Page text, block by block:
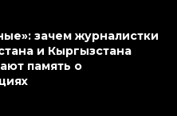
зачем журналистки
и Кыргызстана
память о